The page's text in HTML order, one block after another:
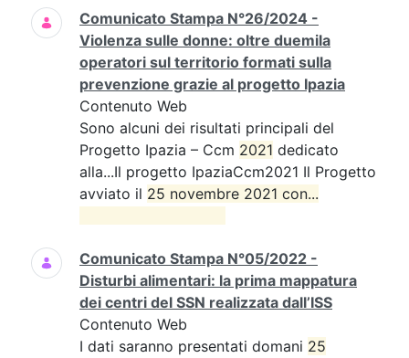
Comunicato Stampa N°26/2024 -
Violenza sulle donne: oltre duemila
operatori sul territorio formati sulla
prevenzione grazie al progetto Ipazia
Contenuto Web
Sono alcuni dei risultati principali del
Progetto Ipazia – Ccm 2021 dedicato
alla...Il progetto IpaziaCcm2021 Il Progetto
avviato il 25 novembre 2021 con...
Comunicato Stampa N°05/2022 -
Disturbi alimentari: la prima mappatura
dei centri del SSN realizzata dall’ISS
Contenuto Web
I dati saranno presentati domani 25